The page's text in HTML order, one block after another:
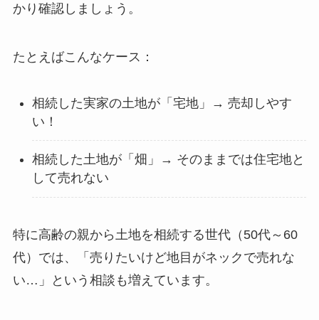
かり確認しましょう。
たとえばこんなケース：
相続した実家の土地が「宅地」→ 売却しやす
い！
相続した土地が「畑」→ そのままでは住宅地と
して売れない
特に高齢の親から土地を相続する世代（50代～60
代）では、「売りたいけど地目がネックで売れな
い…」という相談も増えています。